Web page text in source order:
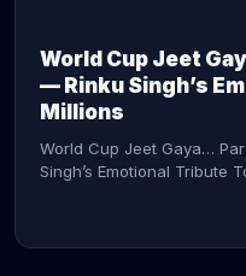
World Cup Jeet
— Rinku Singh’s
Millions
World Cup Jeet Gaya…
Singh’s Emotional Tribute